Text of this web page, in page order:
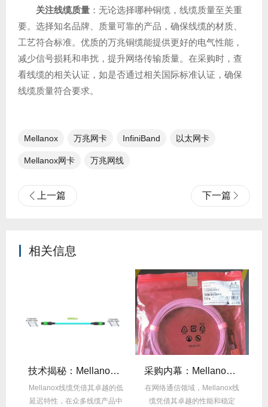
关注线缆质量 ：无论选择哪种铜缆，线缆质量至关重
要。选择知名品牌、质量可靠的产品，确保线缆的材质、
工艺符合标准。优质的万兆铜缆能提供更好的电气性能，
减少信号损耗和串扰，提升网络传输质量。在采购时，查
看线缆的相关认证，如是否通过相关国际标准认证，确保
线缆质量符合要求。
Mellanox 万兆网卡 InfiniBand 以太网卡
Mellanox网卡 万兆网线
上一篇 下一篇
相关信息
技术揭秘：Mellanox线缆低延迟背后的“信号优化”黑科技！
Mellanox线缆凭借其卓越的低
延迟特性，在众多线缆产品中
采购内幕：Mellanox线缆验真3步走，假货休想蒙混过关！
在网络通信领域，Mellanox线
缆凭借其卓越的性能和稳定